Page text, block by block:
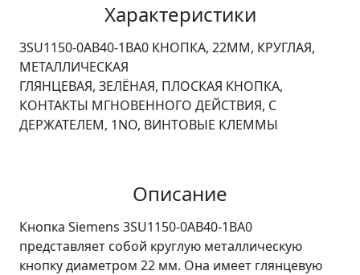
Характеристики
3SU1150-0AB40-1BA0 КНОПКА, 22MM, КРУГЛАЯ,
МЕТАЛЛИЧЕСКАЯ
ГЛЯНЦЕВАЯ, ЗЕЛЁНАЯ, ПЛОСКАЯ КНОПКА,
КОНТАКТЫ МГНОВЕННОГО ДЕЙСТВИЯ, С
ДЕРЖАТЕЛЕМ, 1NO, ВИНТОВЫЕ КЛЕММЫ
Описание
Кнопка Siemens 3SU1150-0AB40-1BA0
представляет собой круглую металлическую
кнопку диаметром 22 мм. Она имеет глянцевую